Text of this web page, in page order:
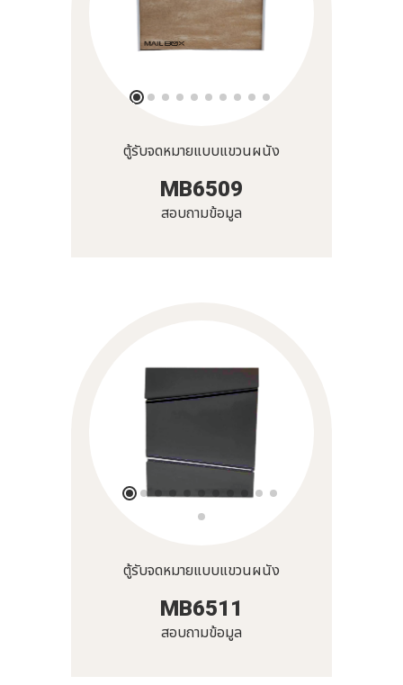
ตู้รับจดหมายแบบแขวนผนัง
MB6509
สอบถามข้อมูล
ตู้รับจดหมายแบบแขวนผนัง
MB6511
สอบถามข้อมูล